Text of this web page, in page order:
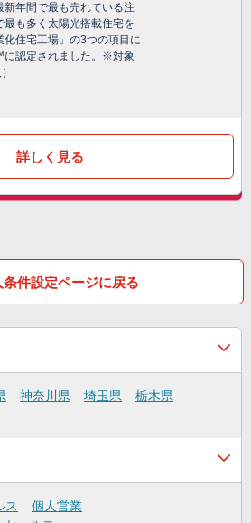
新年間で最も売れている注
も多く太陽光搭載住宅を
住宅工場」の3つの項目に
認定されました。※対象
詳しく見る
条件設定ページに戻る
神奈川県 埼玉県
栃木県
ス
個人営業